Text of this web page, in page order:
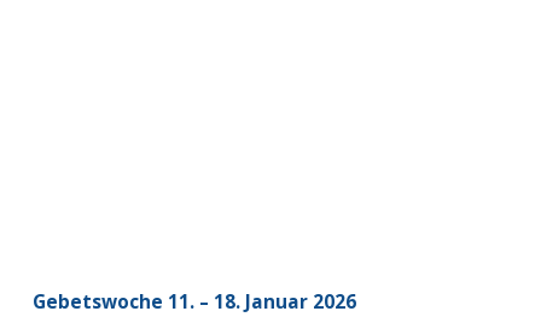
Gebetswoche 11. – 18. Januar 2026